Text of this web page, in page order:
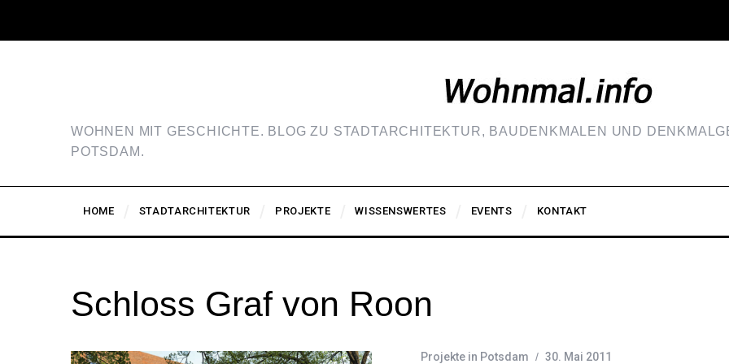
WOHNEN MIT GESCHICHTE. BLOG ZU STADTARCHITEKTUR, BAUDENKMALEN UND
POTSDAM.
HOME STADTARCHITEKTUR PROJEKTE WISSENSWERTES EVENTS KONTAKT
Schloss Graf von Roon
Projekte in Potsdam 30. Mai 2011